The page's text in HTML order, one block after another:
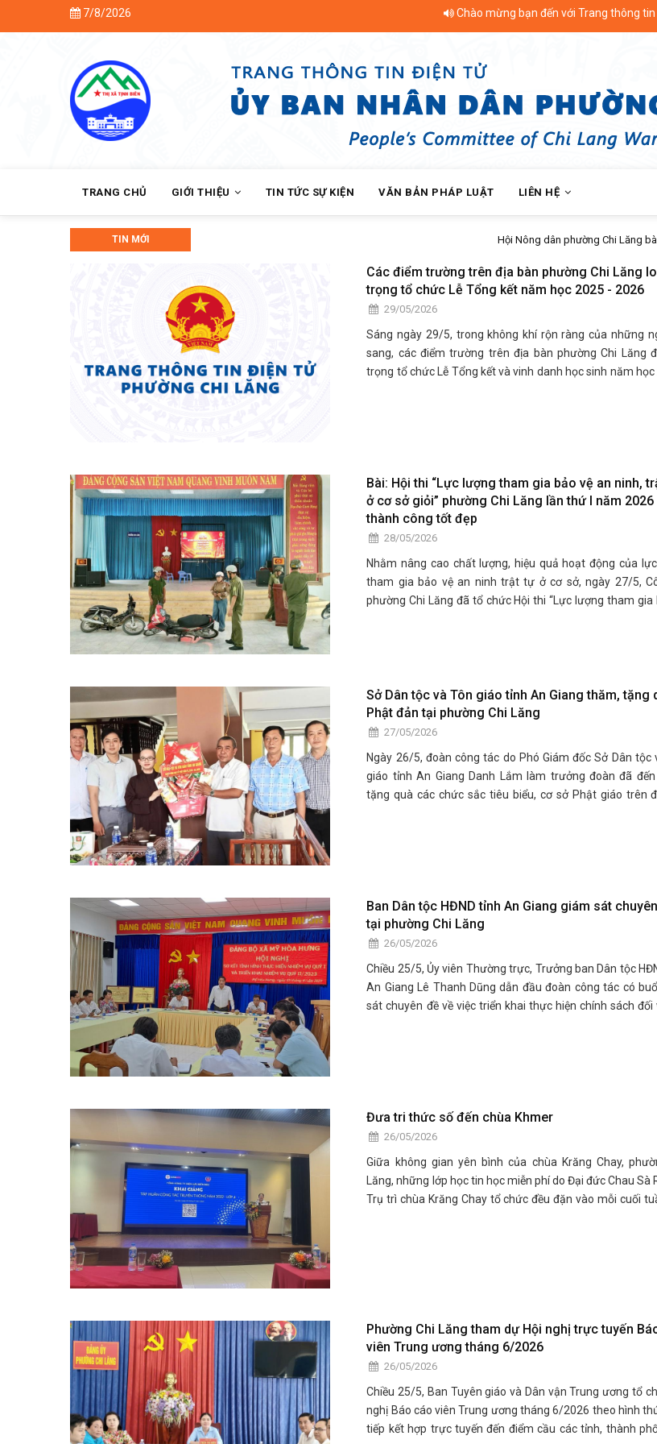
7/8/2026 Chào mừng bạn đến với Trang thông tin điện
NAVIGATION
TRANG CHỦ GIỚI THIỆU TIN TỨC SỰ KIỆN VĂN BẢN PHÁP LUẬT LIÊN HỆ
TIN MỚI Hội Nông dân phường Chi Lăng bàn giao nhà Mái ấm nông dân cho hội viên khó khăn
Các điểm trường trên địa bàn phường Chi Lăng
trọng tổ chức Lễ Tổng kết năm học 2025 - 2026
29/05/2026
Sáng ngày 29/5, trong không khí rộn ràng của những
sang, các điểm trường trên địa bàn phường Chi Lăng
trọng tổ chức Lễ Tổng kết và vinh danh học sinh năm học
Bài: Hội thi “Lực lượng tham gia bảo vệ an ninh,
ở cơ sở giỏi” phường Chi Lăng lần thứ I năm 2026
thành công tốt đẹp
28/05/2026
Nhằm nâng cao chất lượng, hiệu quả hoạt động của
tham gia bảo vệ an ninh trật tự ở cơ sở, ngày 27/5,
phường Chi Lăng đã tổ chức Hội thi “Lực lượng tham gia
Sở Dân tộc và Tôn giáo tỉnh An Giang thăm, tặng
Phật đản tại phường Chi Lăng
27/05/2026
Ngày 26/5, đoàn công tác do Phó Giám đốc Sở Dân tộc
giáo tỉnh An Giang Danh Lắm làm trưởng đoàn đã
tặng quà các chức sắc tiêu biểu, cơ sở Phật giáo trên
Ban Dân tộc HĐND tỉnh An Giang giám sát
tại phường Chi Lăng
26/05/2026
Chiều 25/5, Ủy viên Thường trực, Trưởng ban Dân tộc
An Giang Lê Thanh Dũng dẫn đầu đoàn công tác có
sát chuyên đề về việc triển khai thực hiện chính sách đối
Đưa tri thức số đến chùa Khmer
26/05/2026
Giữa không gian yên bình của chùa Krăng Chay,
Lăng, những lớp học tin học miễn phí do Đại đức Chau Sà
Trụ trì chùa Krăng Chay tổ chức đều đặn vào mỗi cuối
Phường Chi Lăng tham dự Hội nghị trực tuyến
viên Trung ương tháng 6/2026
26/05/2026
Chiều 25/5, Ban Tuyên giáo và Dân vận Trung ương tổ
nghị Báo cáo viên Trung ương tháng 6/2026 theo hình
tiếp kết hợp trực tuyến đến điểm cầu các tỉnh, thành phố